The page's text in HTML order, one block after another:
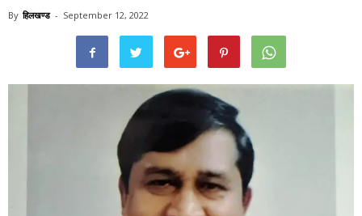
By हिलखण्ड - September 12, 2022